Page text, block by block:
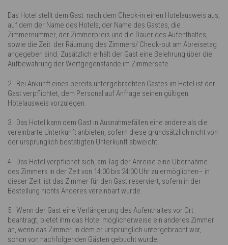
Das Hotel stellt dem Gast nach dem Check-in einen Hotelausweis aus,
auf dem der Name des Hotels, der Name des Gastes, die
Zimmernummer, der Zimmerpreis und die Dauer des Aufenthaltes,
sowie die Zeit der Räumung des Zimmers/ Check-out am Abreisetag
angegeben sind. Zusätzlich erhält der Gast eine Belehrung über die
Aufbewahrung der Wertgegenstände im Zimmersafe.
2. Bei Ankunft eines bereits untergebrachten Gastes im Hotel ist der
Gast verpflichtet, dem Personal auf Anfrage seinen gültigen
Hotelausweis vorzulegen.
3. Das Hotel kann dem Gast in Ausnahmefällen eine andere als die
vereinbarte Unterkunft anbieten, sofern diese grundsätzlich nicht von
der ursprünglich bestätigten Unterkunft abweicht.
4. Das Hotel verpflichet sich, am Tag der Anreise eine Übernahme
des Zimmers in der Zeit von 14:00 bis 24:00 Uhr zu ermöglichen– in
dieser Zeit ist das Zimmer für den Gast reserviert, sofern in der
Bestellung nichts Anderes vereinbart wurde.
5. Wenn der Gast eine Verlängerung des Aufenthaltes vor Ort
beantragt, bietet ihm das Hotel möglicherweise ein anderes Zimmer
an, wenn das Zimmer, in dem er ursprünglich untergebracht war,
schon von nachfolgenden Gästen gebucht wurde.